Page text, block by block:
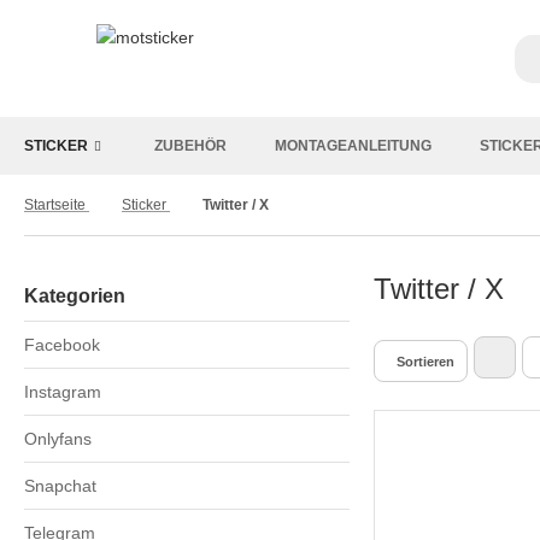
STICKER ZUBEHÖR MONTAGEANLEITUNG
Startseite Sticker Twitter / X
Kategorien
Facebook
Instagram
Onlyfans
Snapchat
Telegram
Twitter / X
Sortieren